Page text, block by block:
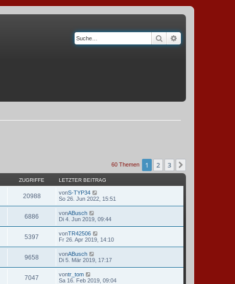
Suche
60 Themen 1 2 3
ZUGRIFFE LETZTER BEITRAG
20988 vonS-TYP34
So 26. Jun 2022, 15:51
6886 vonABusch
Di 4. Jun 2019, 09:44
5397 vonTR42506
Fr 26. Apr 2019, 14:10
9658 vonABusch
Di 5. Mär 2019, 17:17
7047 vontr_tom
Sa 16. Feb 2019, 09:04